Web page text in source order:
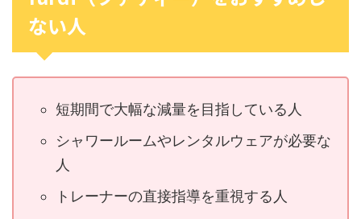
ない人
短期間で大幅な減量を目指している人
シャワールームやレンタルウェアが必要な
人
トレーナーの直接指導を重視する人